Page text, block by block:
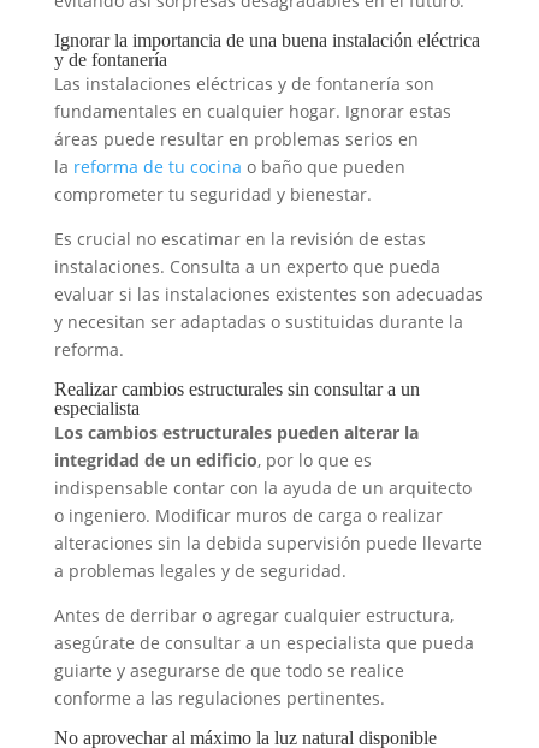
Ignorar la importancia de una buena instalación eléctrica
y de fontanería
Las instalaciones eléctricas y de fontanería son
fundamentales en cualquier hogar. Ignorar estas
áreas puede resultar en problemas serios en
la reforma de tu cocina o baño que pueden
comprometer tu seguridad y bienestar.
Es crucial no escatimar en la revisión de estas
instalaciones. Consulta a un experto que pueda
evaluar si las instalaciones existentes son adecuadas
y necesitan ser adaptadas o sustituidas durante la
reforma.
Realizar cambios estructurales sin consultar a un
especialista
Los cambios estructurales pueden alterar la
integridad de un edificio, por lo que es
indispensable contar con la ayuda de un arquitecto
o ingeniero. Modificar muros de carga o realizar
alteraciones sin la debida supervisión puede llevarte
a problemas legales y de seguridad.
Antes de derribar o agregar cualquier estructura,
asegúrate de consultar a un especialista que pueda
guiarte y asegurarse de que todo se realice
conforme a las regulaciones pertinentes.
No aprovechar al máximo la luz natural disponible